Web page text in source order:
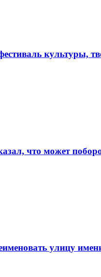
культуры,
что может
улицу